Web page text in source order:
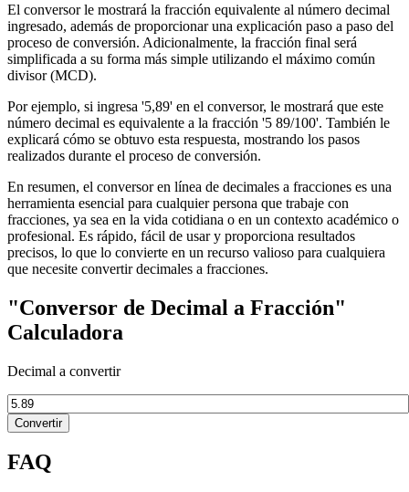
El conversor le mostrará la fracción equivalente al número decimal
ingresado, además de proporcionar una explicación paso a paso del
proceso de conversión. Adicionalmente, la fracción final será
simplificada a su forma más simple utilizando el máximo común
divisor (MCD).
Por ejemplo, si ingresa '5,89' en el conversor, le mostrará que este
número decimal es equivalente a la fracción '5 89/100'. También le
explicará cómo se obtuvo esta respuesta, mostrando los pasos
realizados durante el proceso de conversión.
En resumen, el conversor en línea de decimales a fracciones es una
herramienta esencial para cualquier persona que trabaje con
fracciones, ya sea en la vida cotidiana o en un contexto académico o
profesional. Es rápido, fácil de usar y proporciona resultados
precisos, lo que lo convierte en un recurso valioso para cualquiera
que necesite convertir decimales a fracciones.
"Conversor de Decimal a Fracción"
Calculadora
Decimal a convertir
Convertir
FAQ